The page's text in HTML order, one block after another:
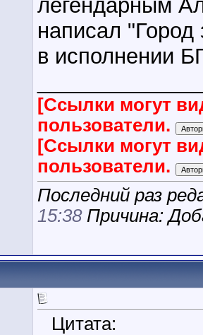
легендарным
написал
в исполнении
[Ссылки могут
пользователи.
[Ссылки могут
пользователи.
Последний раз
15:38Причина:
Цитата: